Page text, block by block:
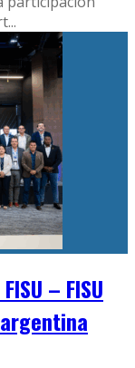
...
– FISU